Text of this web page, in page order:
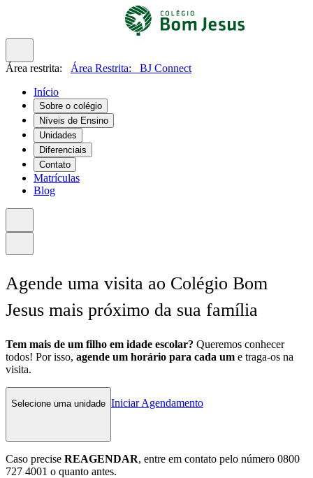
Área restrita: Área Restrita: BJ Connect
Início
Sobre o colégio
Níveis de Ensino
Unidades
Diferenciais
Contato
Matrículas
Blog
Agende uma visita ao Colégio Bom
Jesus mais próximo da sua família
Tem mais de um filho em idade escolar? Queremos conhecer
todos! Por isso, agende um horário para cada um e traga-os na
visita.
Selecione uma unidade Iniciar Agendamento
Caso precise REAGENDAR, entre em contato pelo número 0800
727 4001 o quanto antes.